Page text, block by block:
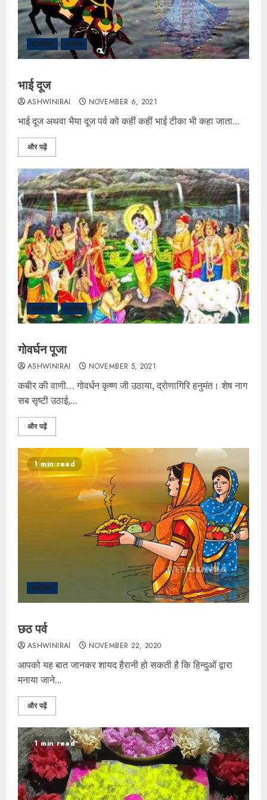
आयोजन आलेख
भाई दूज
ASHWINIRAI NOVEMBER 6, 2021
भाई दूज अथवा भैया दूज पर्व को कहीं कहीं भाई टीका भी कहा जाता...
और पढ़ें
आयोजन आलेख
गोवर्घन पूजा
ASHWINIRAI NOVEMBER 5, 2021
कबीर की वाणी… गोवर्धन कृष्ण जी उठाया, द्रोणागिरि हनुमंत। शेष नाग
सब सृष्टी उठाई,...
और पढ़ें
1 min read
आयोजन
छठ पर्व
ASHWINIRAI NOVEMBER 22, 2020
आपको यह बात जानकर शायद हैरानी हो सकती है कि हिन्दुओं द्वारा
मनाया जाने...
और पढ़ें
1 min read